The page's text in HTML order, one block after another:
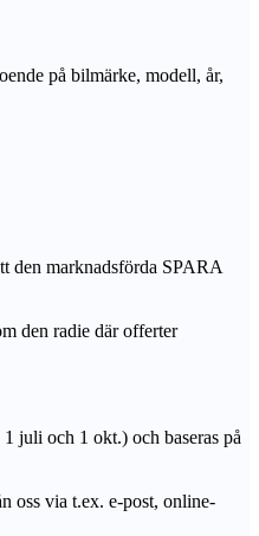
på bilmärke, modell, år,
den marknadsförda SPARA
den radie där offerter
juli och 1 okt.) och baseras på
oss via t.ex. e-post, online-